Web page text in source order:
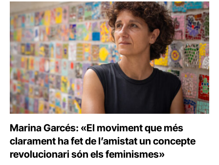
Marina Garcés: «El moviment que més
clarament ha fet de l’amistat un concepte
revolucionari són els feminismes»